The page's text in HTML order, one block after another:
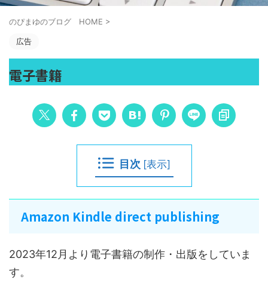
のぴまゆのブログ HOME >
広告
電子書籍
目次 [表示]
Amazon Kindle direct publishing
2023年12月より電子書籍の制作・出版をしていま
す。